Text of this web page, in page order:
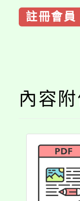
註冊會員
內容